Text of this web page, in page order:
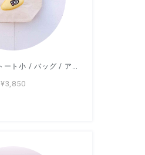
¥3,850